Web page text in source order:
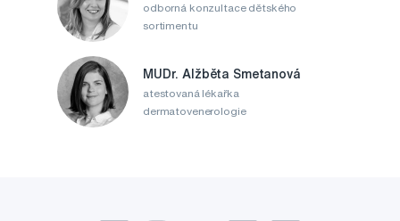
odborná konzultace dětského
sortimentu
MUDr. Alžběta Smetanová
atestovaná lékařka
dermatovenerologie